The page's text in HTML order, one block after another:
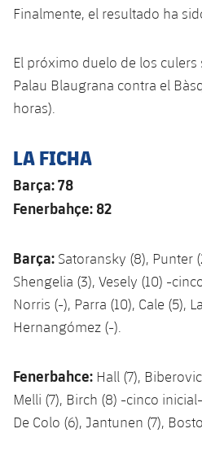
Finalmente, el resultado ha
El próximo duelo de los
Palau Blaugrana contra el
horas).
LA FICHA
Barça: 78
Fenerbahçe: 82
Barça: Satoransky (8), Punter
Shengelia (3), Vesely (10) -
Norris (-), Parra (10), Cale (5),
Hernangómez (-).
Fenerbahce: Hall (7),
Melli (7), Birch (8) -cinco
De Colo (6), Jantunen (7),